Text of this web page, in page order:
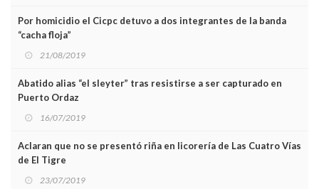
Por homicidio el Cicpc detuvo a dos integrantes de la banda
“cacha floja”
21/08/2019
Abatido alias “el sleyter” tras resistirse a ser capturado en
Puerto Ordaz
16/07/2019
Aclaran que no se presentó riña en licorería de Las Cuatro Vías
de El Tigre
23/07/2019